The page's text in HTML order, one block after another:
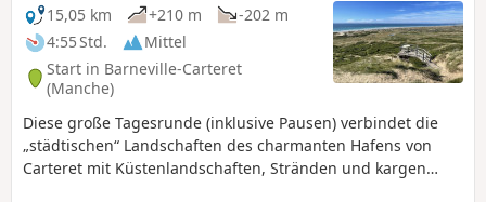
15,05 km
+210 m
-202 m
4:55 Std.
Mittel
Start in Barneville-Carteret
(Manche)
Diese große Tagesrunde (inklusive Pausen) verbindet die
„städtischen“ Landschaften des charmanten Hafens von
Carteret mit Küstenlandschaften, Stränden und kargen